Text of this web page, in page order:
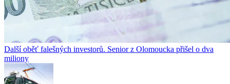
Další oběť falešných investorů. Senior z Olomoucka přišel o dva
miliony